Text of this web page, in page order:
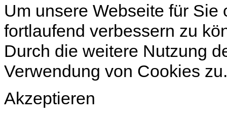
Um unsere Webseite für
fortlaufend verbessern zu
Durch die weitere Nutzung
Verwendung von Cookies
Akzeptieren